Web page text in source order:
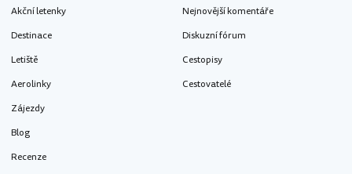
Akční letenky
Destinace
Letiště
Aerolinky
Zájezdy
Blog
Recenze
Nejnovější komentáře
Diskuzní fórum
Cestopisy
Cestovatelé